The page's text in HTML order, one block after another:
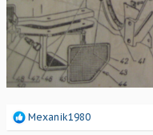
Р
Mexanik1980